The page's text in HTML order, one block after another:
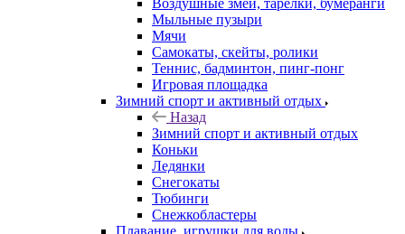
Воздушные змеи, тарелки, бумеранги
Мыльные пузыри
Мячи
Самокаты, скейты, ролики
Теннис, бадминтон, пинг-понг
Игровая площадка
Зимний спорт и активный отдых
Назад
Зимний спорт и активный отдых
Коньки
Ледянки
Снегокаты
Тюбинги
Снежкобластеры
Плавание, игрушки для воды